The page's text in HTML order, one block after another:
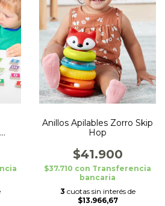
Anillos Apilables Zorro Skip
Hop
$41.900
$37.710 con Transferencia
bancaria
3 cuotas sin interés de
$13.966,67